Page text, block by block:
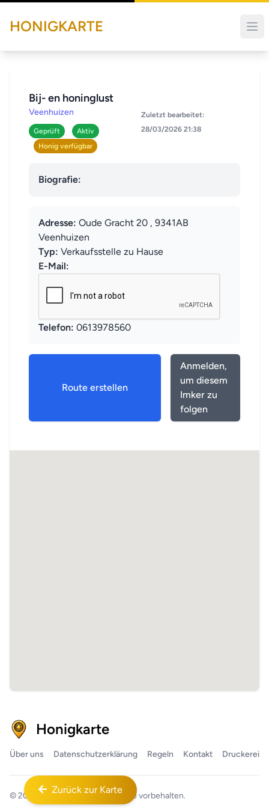
HONIGKARTE
Bij- en honinglust
Veenhuizen
Geprüft
Aktiv
Honig verfügbar
Zuletzt bearbeitet:
28/03/2026 21:38
Biografie:
Adresse: Oude Gracht 20 , 9341AB
Veenhuizen
Typ: Verkaufsstelle zu Hause
E-Mail:
Telefon: 0613978560
Route erstellen
Anmelden,
um diesem
Imker zu
folgen
Zurück zur Karte
Honigkarte
Über uns Datenschutzerklärung Regeln Kontakt Druckerei
© 2026 Honigkarte™ Alle Rechte vorbehalten.